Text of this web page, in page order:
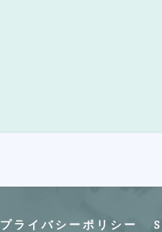
プライバシーポリシー